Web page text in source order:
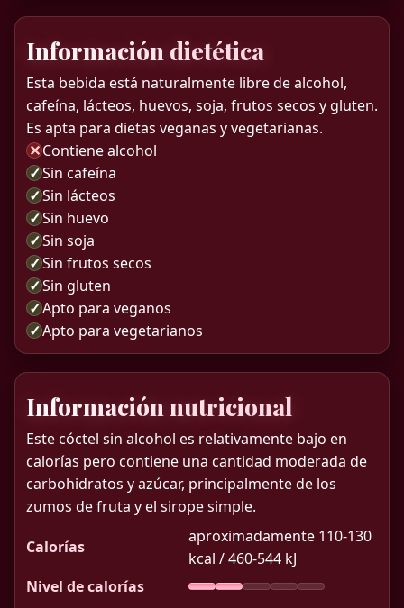
Información dietética
Esta bebida está naturalmente libre de alcohol,
cafeína, lácteos, huevos, soja, frutos secos y gluten.
Es apta para dietas veganas y vegetarianas.
✕Contiene alcohol
✓Sin cafeína
✓Sin lácteos
✓Sin huevo
✓Sin soja
✓Sin frutos secos
✓Sin gluten
✓Apto para veganos
✓Apto para vegetarianos
Información nutricional
Este cóctel sin alcohol es relativamente bajo en
calorías pero contiene una cantidad moderada de
carbohidratos y azúcar, principalmente de los
zumos de fruta y el sirope simple.
Calorías
aproximadamente 110-130
kcal / 460-544 kJ
Nivel de calorías